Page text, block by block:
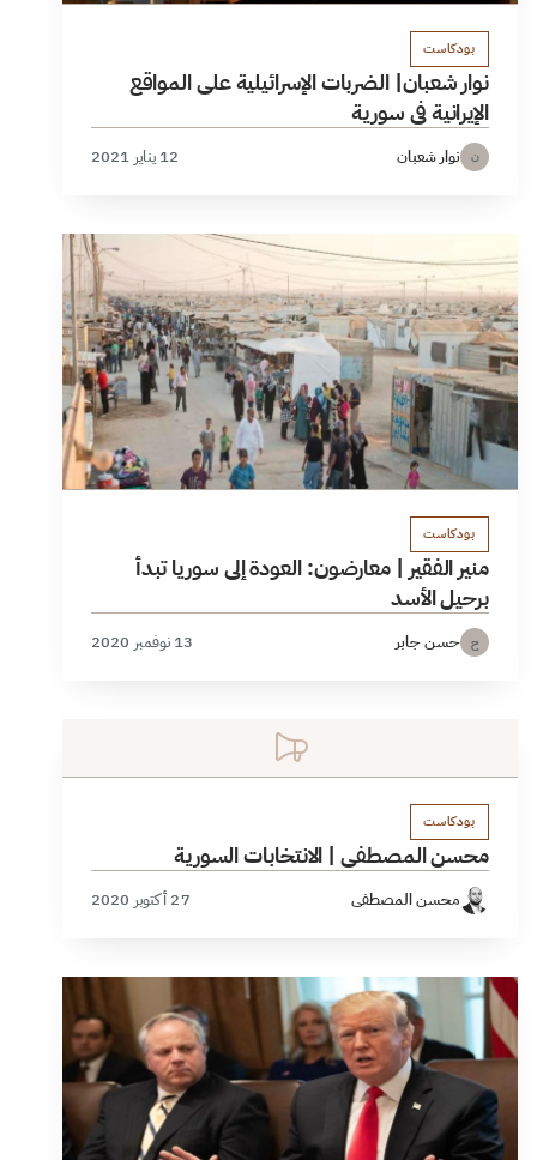
بودكاست
نوار شعبان| الضربات الإسرائيلية على المواقع
الإيرانية في سورية
ن نوار شعبان 12 يناير 2021
بودكاست
منير الفقير | معارضون: العودة إلى سوريا تبدأ
برحيل الأسد
ح حسن جابر 13 نوفمبر 2020
بودكاست
محسن المصطفى | الانتخابات السورية
محسن المصطفى 27 أكتوبر 2020